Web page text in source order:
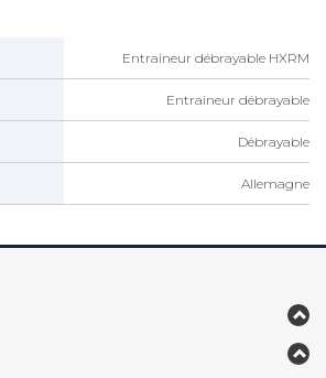
Entraineur débrayable HXRM
Entraineur débrayable
Débrayable
Allemagne